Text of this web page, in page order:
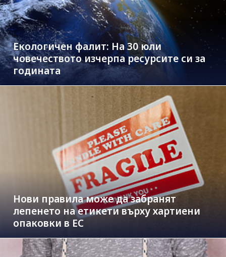
Екологичен фалит: На 30 юли
човечеството изчерпа ресурсите си за
годината
Нови правила може да забранят
лепенето на етикети върху хартиени
опаковки в ЕС